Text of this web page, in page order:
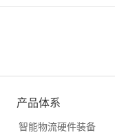
产品体系
智能物流硬件装备